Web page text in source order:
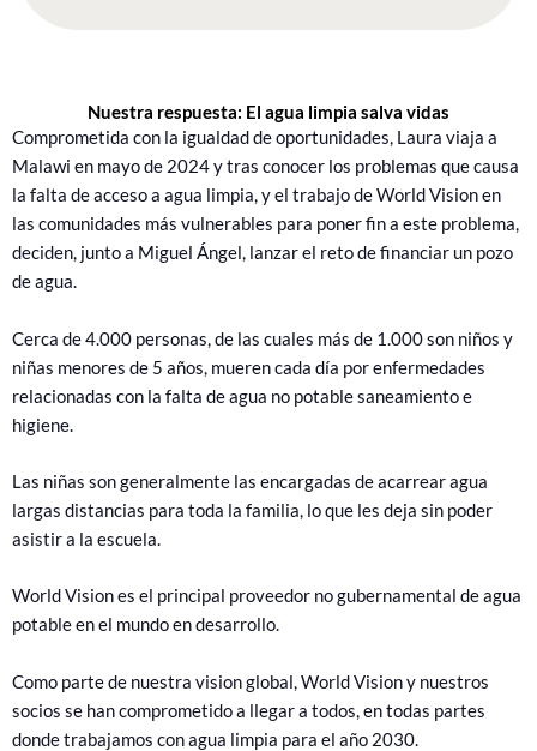
Nuestra respuesta: El agua limpia salva vidas
Comprometida con la igualdad de oportunidades, Laura viaja a
Malawi en mayo de 2024 y tras conocer los problemas que causa
la falta de acceso a agua limpia, y el trabajo de World Vision en
las comunidades más vulnerables para poner fin a este problema,
deciden, junto a Miguel Ángel, lanzar el reto de financiar un pozo
de agua.
Cerca de 4.000 personas, de las cuales más de 1.000 son niños y
niñas menores de 5 años, mueren cada día por enfermedades
relacionadas con la falta de agua no potable saneamiento e
higiene.
Las niñas son generalmente las encargadas de acarrear agua
largas distancias para toda la familia, lo que les deja sin poder
asistir a la escuela.
World Vision es el principal proveedor no gubernamental de agua
potable en el mundo en desarrollo.
Como parte de nuestra vision global, World Vision y nuestros
socios se han comprometido a llegar a todos, en todas partes
donde trabajamos con agua limpia para el año 2030.